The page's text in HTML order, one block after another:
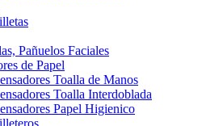
Pañuelos Faciales
de Papel
Toalla de Manos
Toalla Interdoblada
Papel Higienico